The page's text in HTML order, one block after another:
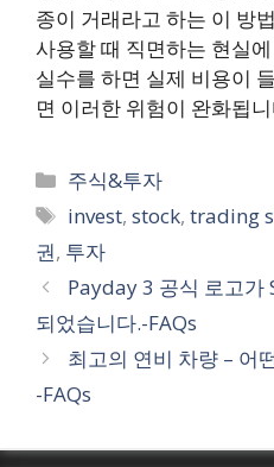
종이 거래라고 하는 이 방
사용할 때 직면하는 현실
실수를 하면 실제 비용이
면 이러한 위험이 완화됩
Categories
주식&투자
Tags
invest,stock,trading
권, 투자
Payday 3 공식 로고가
되었습니다.-FAQs
최고의 연비 차량 – 어
-FAQs